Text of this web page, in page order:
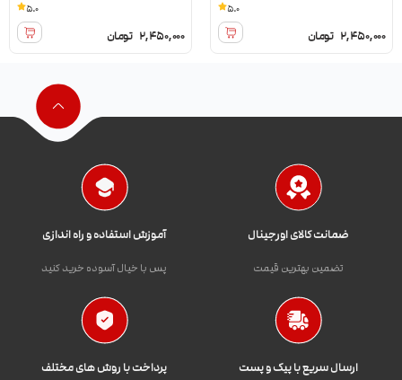
2,450,000 تومان
5.0
2,450,000 تومان
5.0
ضمانت کالای اورجینال
تضمین بهترین قیمت
آموزش استفاده و راه اندازی
پس با خیال آسوده خرید کنید
ارسال سریع با پیک و پست پرداخت با روش های مختلف